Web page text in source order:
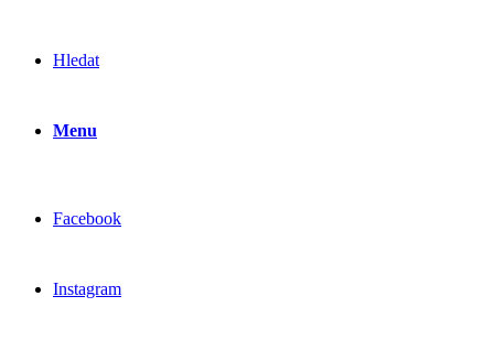
Hledat
Menu
Facebook
Instagram